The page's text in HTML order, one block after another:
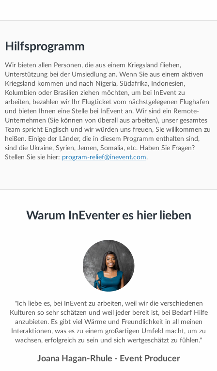
Hilfsprogramm
Wir bieten allen Personen, die aus einem Kriegsland fliehen,
Unterstützung bei der Umsiedlung an. Wenn Sie aus einem aktiven
Kriegsland kommen und nach Nigeria, Südafrika, Indonesien,
Kolumbien oder Brasilien ziehen möchten, um bei InEvent zu
arbeiten, bezahlen wir Ihr Flugticket vom nächstgelegenen Flughafen
und bieten Ihnen eine Stelle bei InEvent an. Wir sind ein Remote-
Unternehmen (Sie können von überall aus arbeiten), unser gesamtes
Team spricht Englisch und wir würden uns freuen, Sie willkommen zu
heißen. Einige der Länder, die in diesem Programm enthalten sind,
sind die Ukraine, Syrien, Jemen, Somalia, etc. Haben Sie Fragen?
Stellen Sie sie hier: program-relief@inevent.com.
Warum InEventer es hier lieben
"Ich liebe es, bei InEvent zu arbeiten, weil wir die verschiedenen
Kulturen so sehr schätzen und weil jeder bereit ist, bei Bedarf Hilfe
anzubieten. Es gibt viel Wärme und Freundlichkeit in all meinen
Interaktionen, was es zu einem großartigen Umfeld macht, um zu
wachsen, erfolgreich zu sein und sich wertgeschätzt zu fühlen."
Joana Hagan-Rhule - Event Producer